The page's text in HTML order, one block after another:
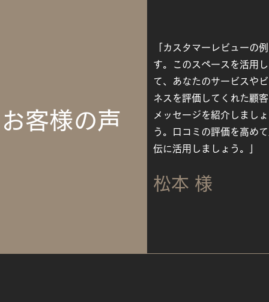
お客様の声
「カスタマーレビューの
す。このスペースを活用し
て、あなたのサービスや
ネスを評価してくれた顧
メッセージを紹介しましょ
う。口コミの評価を高め
伝に活用しましょう。」
​松本 様